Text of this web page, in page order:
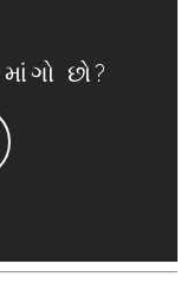
છો?